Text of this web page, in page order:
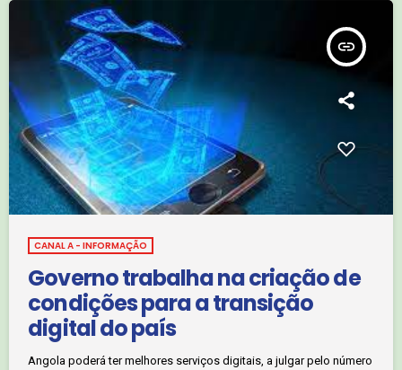
insert_link
CANAL A - INFORMAÇÃO
Governo trabalha na criação de
condições para a transição
digital do país
Angola poderá ter melhores serviços digitais, a julgar pelo número